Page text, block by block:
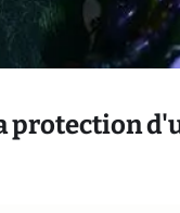
protection